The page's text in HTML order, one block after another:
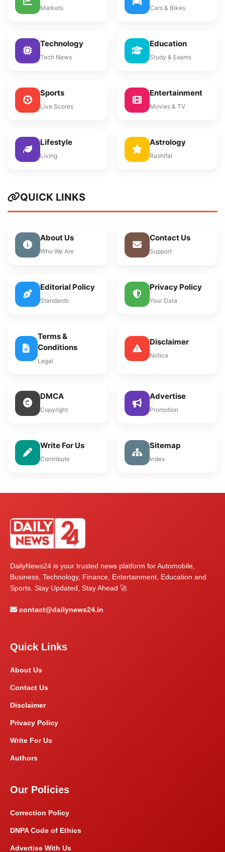
Markets Cars & Bikes
Technology
Tech News
Education
Study & Exams
Sports
Live Scores
Entertainment
Movies & TV
Lifestyle
Living
Astrology
Rashifal
QUICK LINKS
About Us
Who We Are
Contact Us
Support
Editorial Policy
Standards
Privacy Policy
Your Data
Terms &
Conditions
Legal
Disclaimer
Notice
DMCA
Copyright
Advertise
Promotion
Write For Us
Contribute
Sitemap
Index
DailyNews24 is your trusted news platform for Automobile,
Business, Technology, Finance, Entertainment, Education and
Sports. Stay Updated, Stay Ahead 🚀
contact@dailynews24.in
Quick Links
About Us
Contact Us
Disclaimer
Privacy Policy
Write For Us
Authors
Our Policies
Correction Policy
DNPA Code of Ethics
Advertise With Us